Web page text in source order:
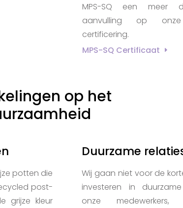
MPS-SQ een meer
aanvulling op
certificering.
MPS-SQ Certificaat
op het
potten die
post-
grijze kleur
Duurzame
Wij gaan niet voor de
investeren in
onze